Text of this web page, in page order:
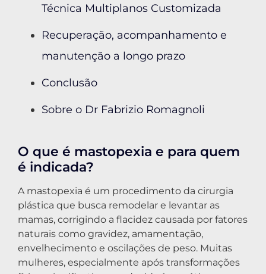
Técnica Multiplanos Customizada
Recuperação, acompanhamento e
manutenção a longo prazo
Conclusão
Sobre o Dr Fabrizio Romagnoli
O que é mastopexia e para quem
é indicada?
A mastopexia é um procedimento da cirurgia
plástica que busca remodelar e levantar as
mamas, corrigindo a flacidez causada por fatores
naturais como gravidez, amamentação,
envelhecimento e oscilações de peso. Muitas
mulheres, especialmente após transformações